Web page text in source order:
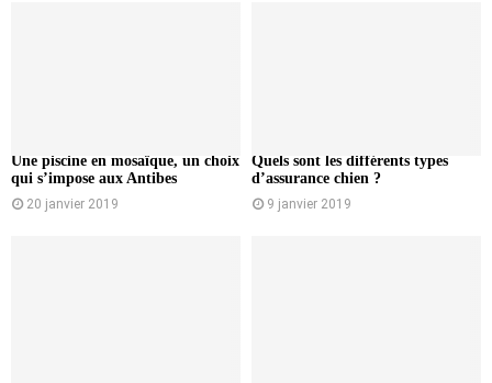
Une piscine en mosaïque, un choix
qui s’impose aux Antibes
20 janvier 2019
Quels sont les différents types
d’assurance chien ?
9 janvier 2019